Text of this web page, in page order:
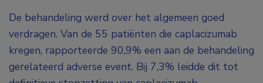
De behandeling werd over het algemeen goed
verdragen. Van de 55 patiënten die caplacizumab
kregen, rapporteerde 90,9% een aan de behandeling
gerelateerd adverse event. Bij 7,3% leidde dit tot